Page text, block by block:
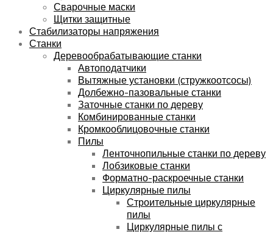
Сварочные маски
Щитки защитные
Стабилизаторы напряжения
Станки
Деревообрабатывающие станки
Автоподатчики
Вытяжные установки (стружкоотсосы)
Долбежно-пазовальные станки
Заточные станки по дереву
Комбинированные станки
Кромкооблицовочные станки
Пилы
Ленточнопильные станки по дереву
Лобзиковые станки
Форматно-раскроечные станки
Циркулярные пилы
Строительные циркулярные
пилы
Циркулярные пилы с